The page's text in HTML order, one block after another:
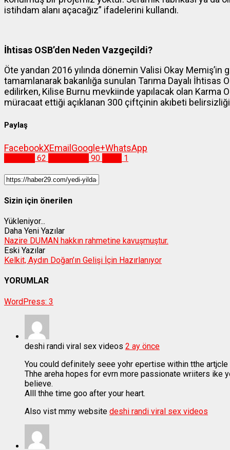
istihdam alanı açacağız” ifadelerini kullandı.
İhtisas OSB’den Neden Vazgeçildi?
Öte yandan 2016 yılında dönemin Valisi Okay
tamamlanarak bakanlığa sunulan Tarıma Dayalı
edilirken, Kilise Burnu mevkiinde yapılacak olan Karma
müracaat ettiği açıklanan 300 çiftçinin akıbeti
Paylaş
FacebookXEmail Google+WhatsApp
62 90 1
Sizin için önerilen
Yükleniyor...
Daha Yeni Yazılar
Nazire DUMAN hakkın rahmetine kavuşmuştur.
Eski Yazılar
Kelkit, Aydın Doğan’ın Gelişi İçin Hazırlanıyor
YORUMLAR
WordPress: 3
deshi randi viral sex videos 2 ay önce
You could definitely seee yohr epertise within tthe artjcle
Thhe areha hopes for evrn more passionate wriiters ike
believe.
Alll thhe time goo after your heart.
Also vist mmy website deshi randi viral sex videos